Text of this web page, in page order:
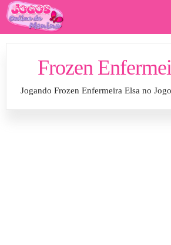
Frozen
Jogando Frozen Enfermeira Elsa no